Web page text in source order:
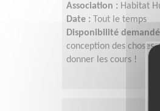
Association : Habitat
Date :
Tout le temps
Disponibilité
conception des
donner les cours !